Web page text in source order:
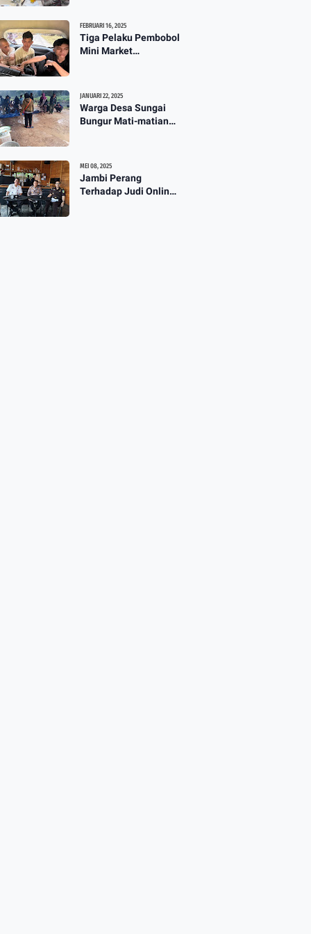
3:57
FEBRUARI 16, 2025
Tiga Pelaku Pembobol
Mini Market
JANUARI 22, 2025
Warga Desa Sungai
Bungur Mati-matian
MEI 08, 2025
Jambi Perang
Terhadap Judi Online :